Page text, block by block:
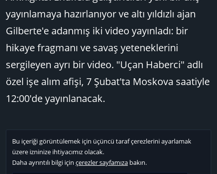
yayınlamaya hazırlanıyor ve altı yıldızlı ajan
Gilberte'e adanmış iki video yayınladı: bir
hikaye fragmanı ve savaş yeteneklerini
sergileyen ayrı bir video. "Uçan Haberci" adlı
özel işe alım afişi, 7 Şubat'ta Moskova saatiyle
12:00'de yayınlanacak.
Bu içeriği görüntülemek için üçüncü taraf çerezlerini ayarlamak
üzere izninize ihtiyacımız olacak.
Daha ayrıntılı bilgi için çerezler sayfamıza bakın.